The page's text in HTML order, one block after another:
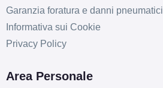
Garanzia foratura e danni pneumatici
Informativa sui Cookie
Privacy Policy
Area Personale